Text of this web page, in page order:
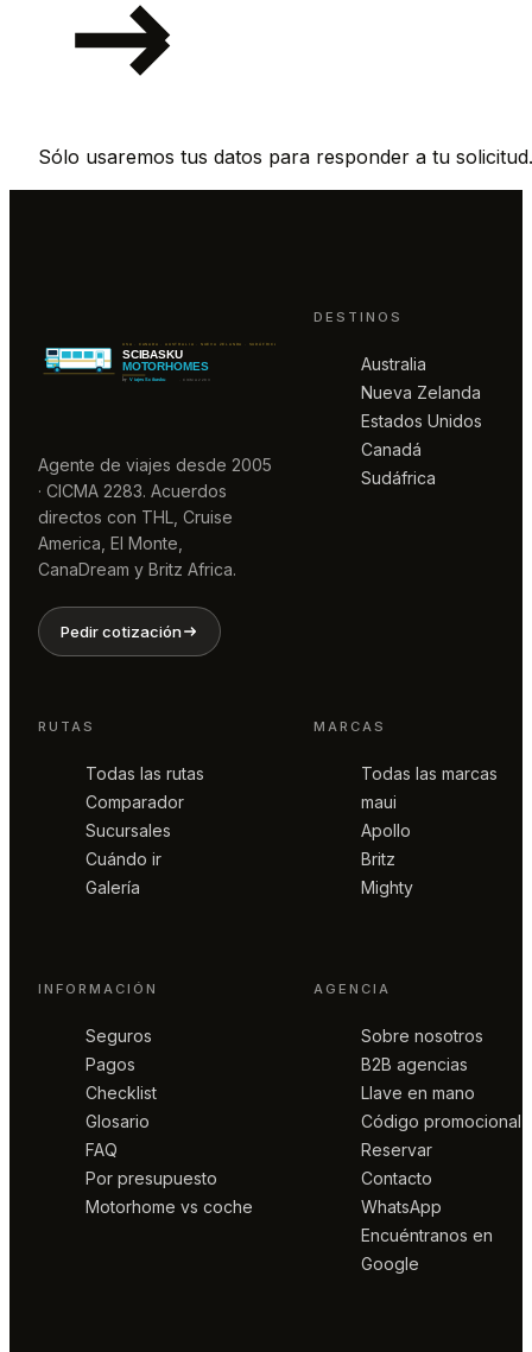
Sólo usaremos tus datos para responder a tu solicitud.
Agente de viajes desde 2005
· CICMA 2283. Acuerdos
directos con THL, Cruise
America, El Monte,
CanaDream y Britz Africa.
Pedir cotización
DESTINOS
Australia
Nueva Zelanda
Estados Unidos
Canadá
Sudáfrica
RUTAS
Todas las rutas
Comparador
Sucursales
Cuándo ir
Galería
MARCAS
Todas las marcas
maui
Apollo
Britz
Mighty
INFORMACIÓN
Seguros
Pagos
Checklist
Glosario
FAQ
Por presupuesto
Motorhome vs coche
AGENCIA
Sobre nosotros
B2B agencias
Llave en mano
Código promocional
Reservar
Contacto
WhatsApp
Encuéntranos en
Google